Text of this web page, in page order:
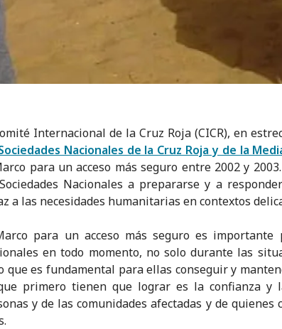
Internacional de la Cruz Roja (CICR), en
Nacionales de la Cruz Roja y de la
para un acceso más seguro entre 2002 y
Nacionales a prepararse y a
a las necesidades humanitarias en contextos
para un acceso más seguro es importante
en todo momento, no solo durante las
que es fundamental para ellas conseguir y
primero tienen que lograr es la confianza y
y de las comunidades afectadas y de quienes